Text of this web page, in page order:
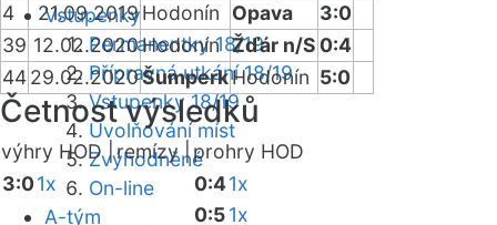
Vstupenky
Permanentky 18/19
Přípravná utkání 18/19
Vstupenky 18/19
Uvolňování míst
Zvýhodněné
On-line
A-tým
4 21.09.2019Hodonín Opava
3:0
39 12.02.2020Hodonín Žďár n/S 0:4
4429.02.2020ŠumperkHodonín 5:0
Četnost výsledků
výhry HOD |remízy |prohry HOD
3:01x 0:41x
0:51x